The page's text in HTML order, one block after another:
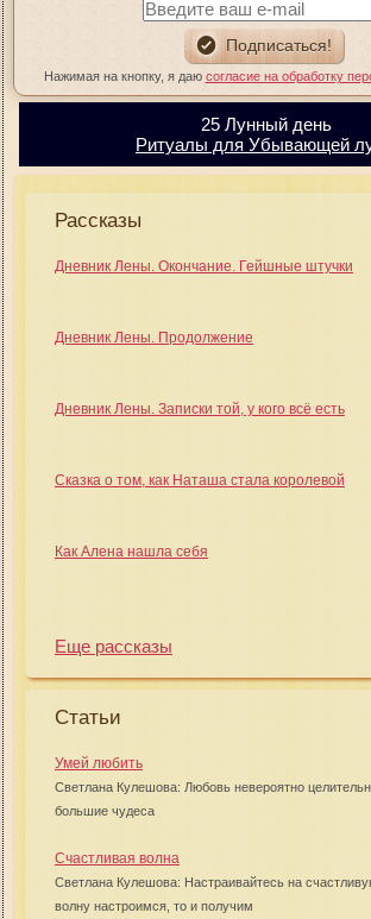
Нажимая на кнопку, я даю согласие на обработку
25 Лунный день
Ритуалы для Убывающей
Рассказы
Дневник Лены. Окончание. Гейшные штучки
Дневник Лены. Продолжение
Дневник Лены. Записки той, у кого всё есть
Сказка о том, как Наташа стала королевой
Как Алена нашла себя
Еще рассказы
Статьи
Умей любить
Светлана Кулешова: Любовь невероятно
большие чудеса
Счастливая волна
Светлана Кулешова: Настраивайтесь на
волну настроимся, то и получим